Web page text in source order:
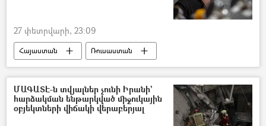
27 փետրվարի, 23:09
Հայաստան
Ռուսաստան
Տնտեսություն
Եվրասիական տնտեսական միություն (ԵԱՏՄ)
Քաղաքականություն
կրթություն
ՄԱԳԱՏԷ-ն տվյալներ չունի Իրանի`
հարձակման ենթարկված միջուկային
օբյեկտների վիճակի վերաբերյալ